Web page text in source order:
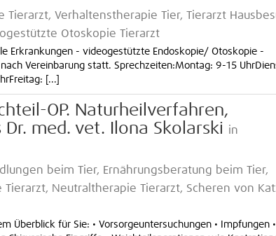
Tierarzt, Verhaltenstherapie Tier, Tierarzt
Otoskopie Tierarzt
Erkrankungen - videogestützte Endoskopie/ Otoskopie -
Vereinbarung statt. Sprechzeiten:Montag: 9-15
[...]
OP. Naturheilverfahren,
med. vet. Ilona Skolarski
in
beim Tier, Ernährungsberatung beim Tier,
Neutraltherapie Tierarzt, Scheren von
Überblick für Sie: • Vorsorgeuntersuchungen • Impfungen •